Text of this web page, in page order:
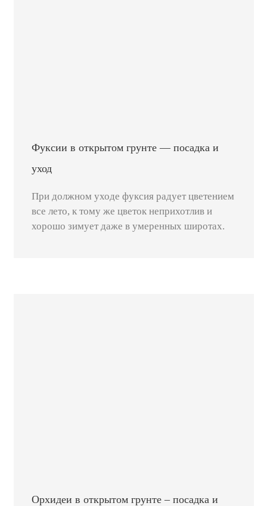
Фуксии в открытом грунте — посадка и
уход
При должном уходе фуксия радует цветением
все лето, к тому же цветок неприхотлив и
хорошо зимует даже в умеренных широтах.
Орхидеи в открытом грунте – посадка и